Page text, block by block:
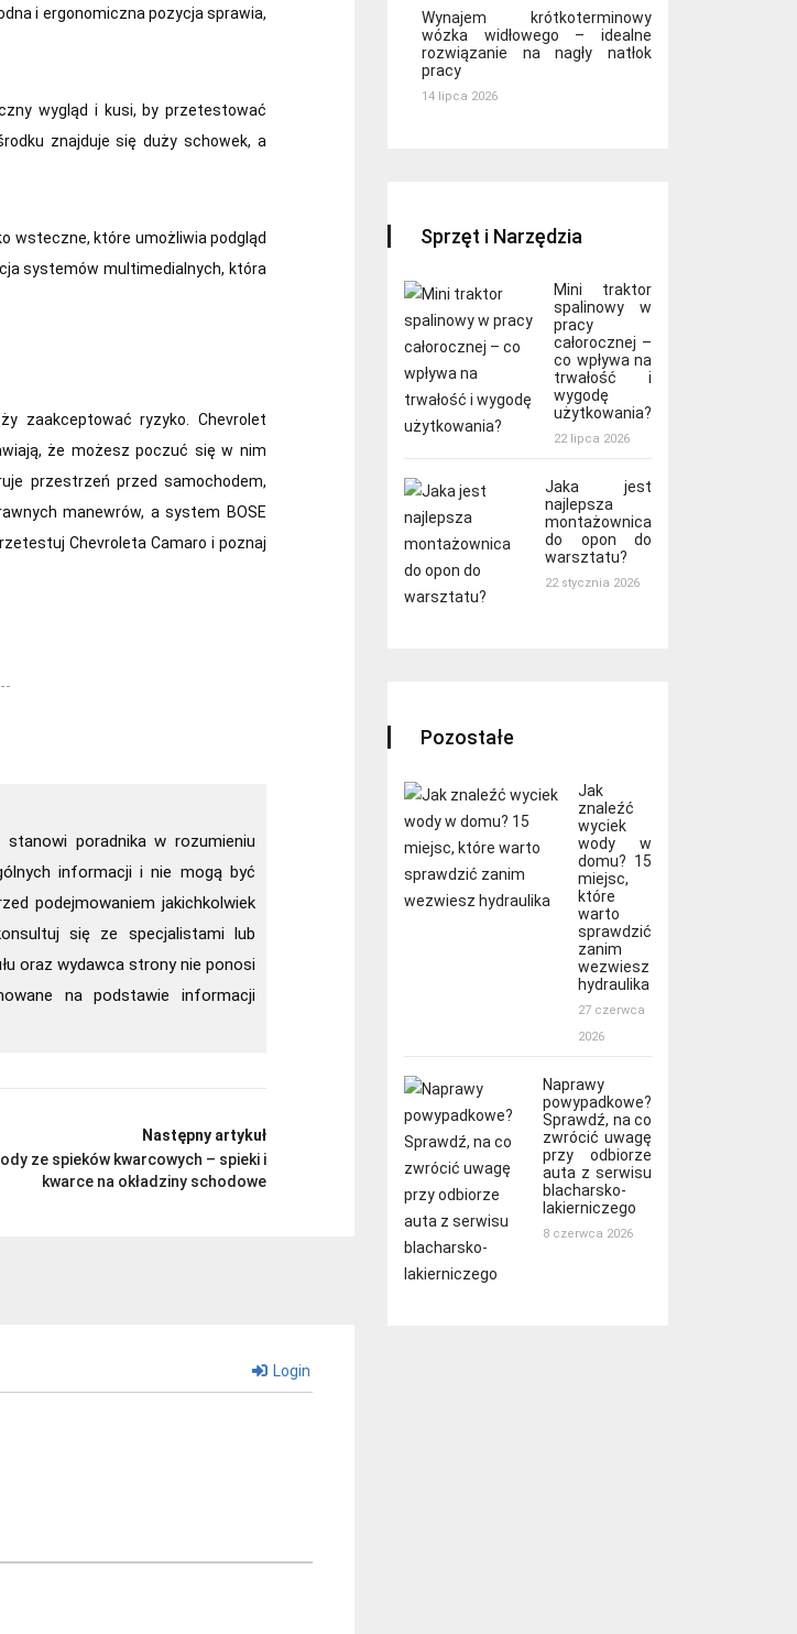
i ergonomiczna pozycja sprawia,
wygląd i kusi, by przetestować
znajduje się duży schowek, a
wsteczne, które umożliwia podgląd
systemów multimedialnych, która
zaakceptować ryzyko. Chevrolet
że możesz poczuć się w nim
przestrzeń przed samochodem,
manewrów, a system BOSE
Chevroleta Camaro i poznaj
stanowi poradnika w rozumieniu
informacji i nie mogą być
podejmowaniem jakichkolwiek
się ze specjalistami lub
oraz wydawca strony nie ponosi
na podstawie informacji
Następny artykuł
ze spieków kwarcowych – spieki i
kwarce na okładziny schodowe
Login
Wynajem krótkoterminowy
wózka widłowego – idealne
rozwiązanie na nagły natłok
pracy
14 lipca 2026
Sprzęt i Narzędzia
Mini traktor
spalinowy w
pracy
całorocznej –
co wpływa na
trwałość i
wygodę
użytkowania?
22 lipca 2026
Jaka jest
najlepsza
montażownica
do opon do
warsztatu?
22 stycznia 2026
Pozostałe
Jak
znaleźć
wyciek
wody w
domu? 15
miejsc,
które
warto
sprawdzić
zanim
wezwiesz
hydraulika
27 czerwca
2026
Naprawy
powypadkowe?
Sprawdź, na co
zwrócić uwagę
przy odbiorze
auta z serwisu
blacharsko-
lakierniczego
8 czerwca 2026